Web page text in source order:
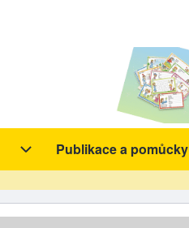
Burza nápadů sub-navigation
Publikace a pomůcky